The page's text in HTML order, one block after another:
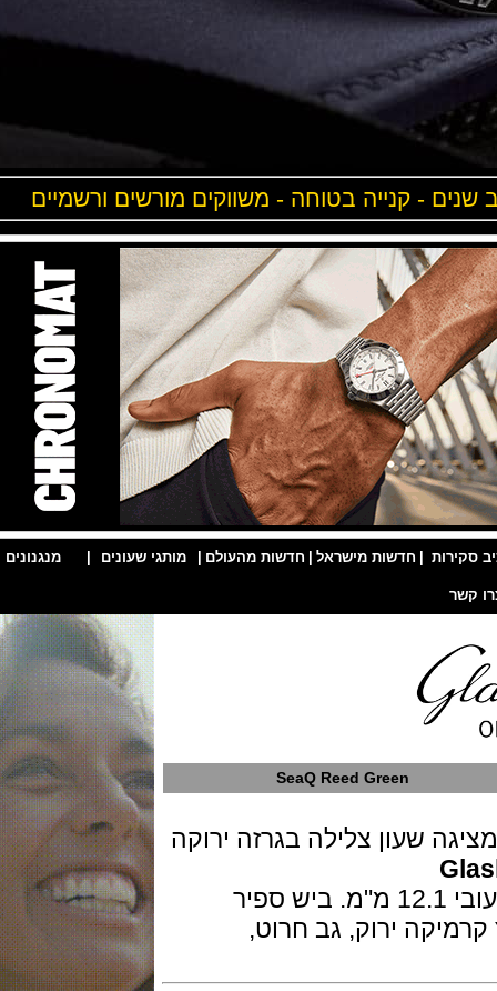
- קנייה בטוחה - משווקים מורשים ורשמיים
| חדשות מישראל | חדשות מהעולם | מותגי שעונים | מנגנונים |
SeaQ Reed Green
צלילה בגרזה ירוקה
גוף השעון בפלדה בקוטר 39.5 מ"מ ועובי 12.1 מ"מ. ביש ספיר
ירוק, גב חרוט,